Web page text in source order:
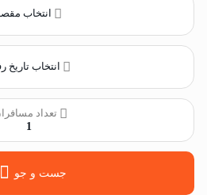
انتخاب
تعداد
1
جست و جو